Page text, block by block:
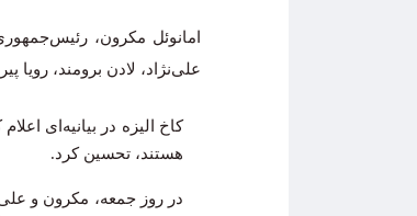
علی‌نژاد، لادن برومند، رویا
کاخ الیزه در بیانیه‌ای
هستند، تحسین کرد.
در روز جمعه، مکرون و